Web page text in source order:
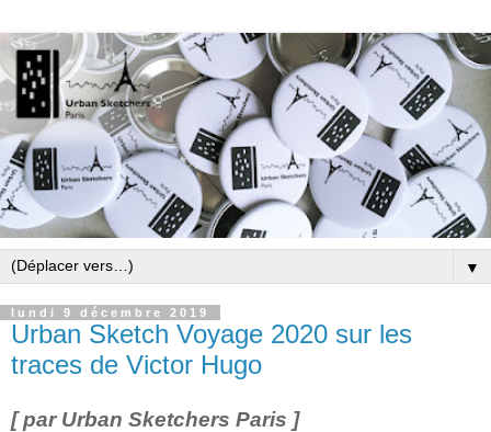
▼
lundi 9 décembre 2019
Urban Sketch Voyage 2020 sur les
traces de Victor Hugo
[ par Urban Sketchers Paris ]